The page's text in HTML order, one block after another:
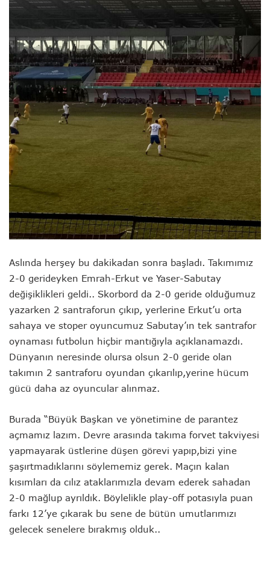
Aslında herşey bu dakikadan sonra başladı. Takımımız
2-0 gerideyken Emrah-Erkut ve Yaser-Sabutay
değişiklikleri geldi.. Skorbord da 2-0 geride olduğumuz
yazarken 2 santraforun çıkıp, yerlerine Erkut’u orta
sahaya ve stoper oyuncumuz Sabutay’ın tek santrafor
oynaması futbolun hiçbir mantığıyla açıklanamazdı.
Dünyanın neresinde olursa olsun 2-0 geride olan
takımın 2 santraforu oyundan çıkarılıp,yerine hücum
gücü daha az oyuncular alınmaz.
Burada “Büyük Başkan ve yönetimine de parantez
açmamız lazım. Devre arasında takıma forvet takviyesi
yapmayarak üstlerine düşen görevi yapıp,bizi yine
şaşırtmadıklarını söylememiz gerek. Maçın kalan
kısımları da cılız ataklarımızla devam ederek sahadan
2-0 mağlup ayrıldık. Böylelikle play-off potasıyla puan
farkı 12’ye çıkarak bu sene de bütün umutlarımızı
gelecek senelere bırakmış olduk..